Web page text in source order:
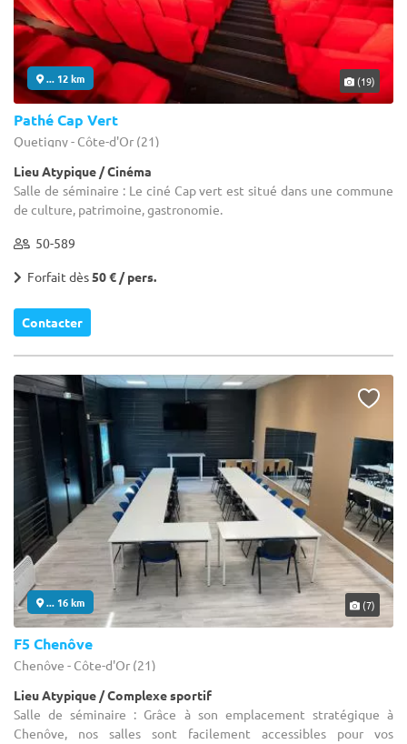
... 12 km (19)
Pathé Cap Vert
Quetigny - Côte-d'Or (21)
Lieu Atypique / Cinéma
Salle de séminaire : Le ciné Cap vert est situé dans une commune
de culture, patrimoine, gastronomie.
50-589
Forfait dès50 € / pers.
Contacter
... 16 km (7)
F5 Chenôve
Chenôve - Côte-d'Or (21)
Lieu Atypique / Complexe sportif
Salle de séminaire : Grâce à son emplacement stratégique à
Chenôve, nos salles sont facilement accessibles pour vos